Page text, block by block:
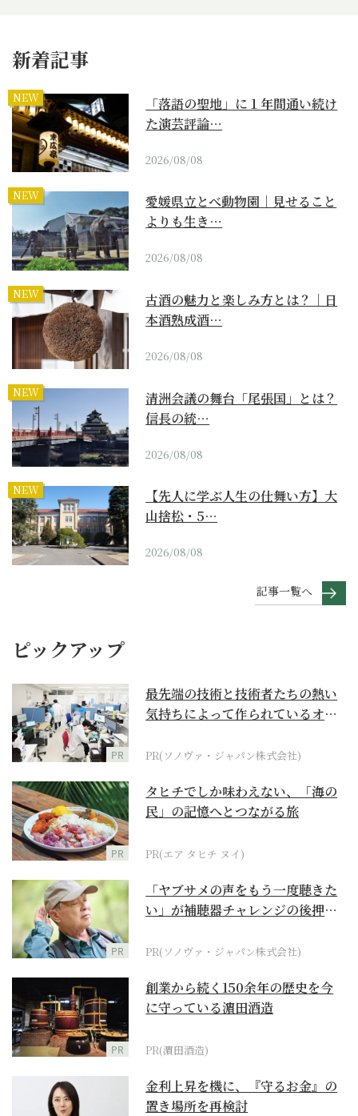
新着記事
NEW
「落語の聖地」に１年間通い続け
た演芸評論…
2026/08/08
NEW
愛媛県立とべ動物園｜見せること
よりも生き…
2026/08/08
NEW
古酒の魅力と楽しみ方とは？｜日
本酒熟成酒…
2026/08/08
NEW
清洲会議の舞台「尾張国」とは？
信長の統…
2026/08/08
NEW
【先人に学ぶ人生の仕舞い方】大
山捨松・5…
2026/08/08
記事一覧へ
ピックアップ
PR
最先端の技術と技術者たちの熱い
気持ちによって作られているオー
PR(ソノヴァ・ジャパン株式会社)
PR
タヒチでしか味わえない、「海の
民」の記憶へとつながる旅
PR(エア タヒチ ヌイ)
PR
「ヤブサメの声をもう一度聴きた
い」が補聴器チャレンジの後押し
PR(ソノヴァ・ジャパン株式会社)
PR
創業から続く150余年の歴史を今
に守っている濵田酒造
PR(濵田酒造)
金利上昇を機に、『守るお金』の
置き場所を再検討